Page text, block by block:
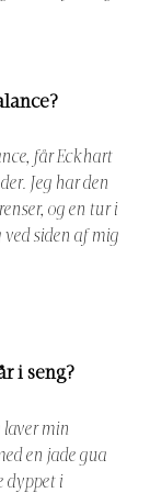
får Eckhart
Jeg har den
og en tur i
siden af mig
i seng?
min
en jade gua
dyppet i